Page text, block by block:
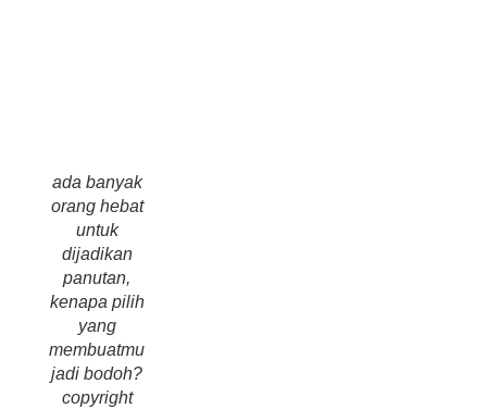
ada banyak
orang hebat
untuk
dijadikan
panutan,
kenapa pilih
yang
membuatmu
jadi bodoh?
copyright